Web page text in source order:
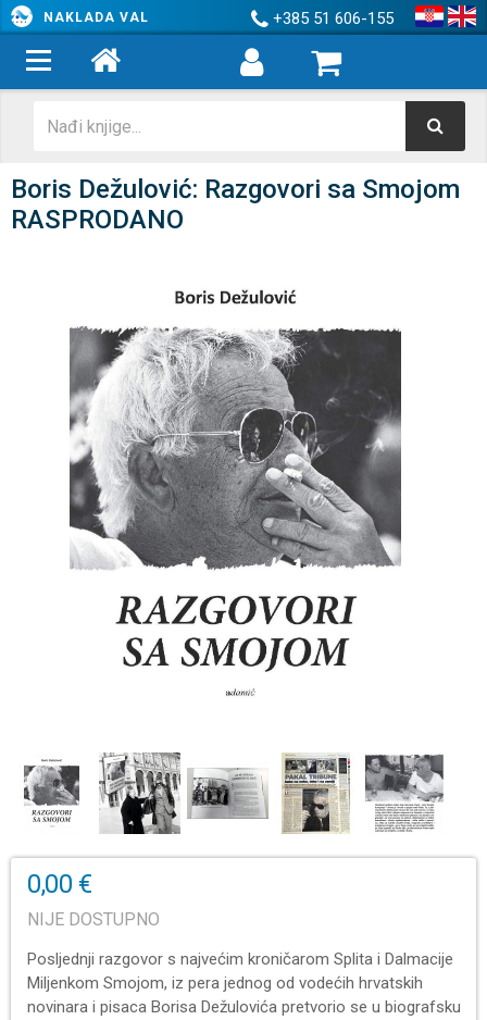
NAKLADA VAL +385 51 606-155
Boris Dežulović: Razgovori sa Smojom
RASPRODANO
0,00 €
NIJE DOSTUPNO
Posljednji razgovor s najvećim kroničarom Splita i Dalmacije
Miljenkom Smojom, iz pera jednog od vodećih hrvatskih
novinara i pisaca Borisa Dežulovića pretvorio se u biografsku